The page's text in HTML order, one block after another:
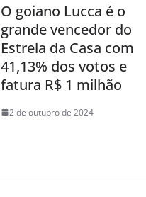
O goiano Lucca é o
grande vencedor do
Estrela da Casa com
41,13% dos votos e
fatura R$ 1 milhão
2 de outubro de 2024